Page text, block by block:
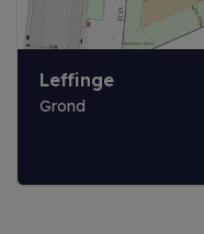
Leffinge
Grond